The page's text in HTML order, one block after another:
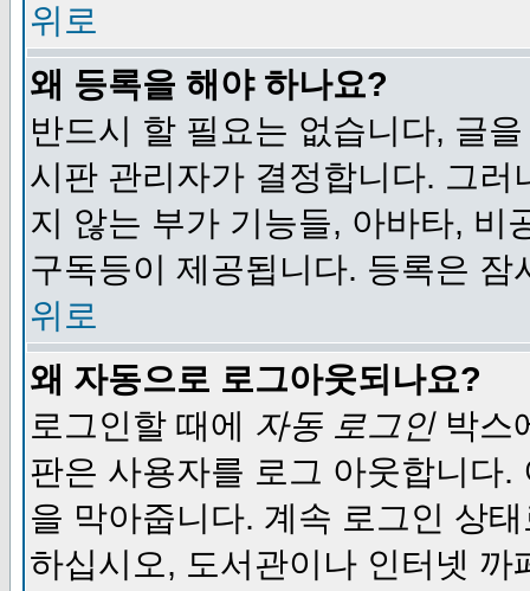
위로
왜 등록을 해야 하나요?
반드시 할 필요는 없습니다, 글
시판 관리자가 결정합니다. 그
지 않는 부가 기능들, 아바타, 비
구독등이 제공됩니다. 등록은
위로
왜 자동으로 로그아웃되나요?
로그인할 때에 자동 로그인박스
판은 사용자를 로그 아웃합니다
을 막아줍니다. 계속 로그인 상
하십시오, 도서관이나 인터넷